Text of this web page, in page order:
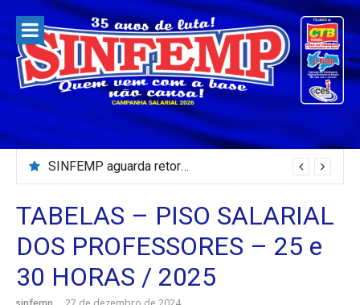
para
conteúdo
SINFEMP aguarda retorno as demandas dos servidores de Patos até dia 13 de agosto
TABELAS – PISO SALARIAL
DOS PROFESSORES – 25 e
30 HORAS / 2025